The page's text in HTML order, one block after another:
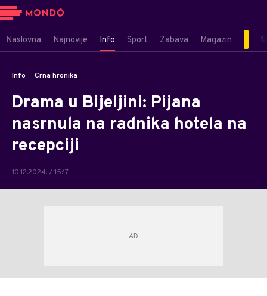
Naslovna Najnovije Info Sport Zabava Magazin
Info Crna hronika
Drama u Bijeljini: Pijana
nasrnula na radnika hotela na
recepciji
10.12.2024. / 15:17